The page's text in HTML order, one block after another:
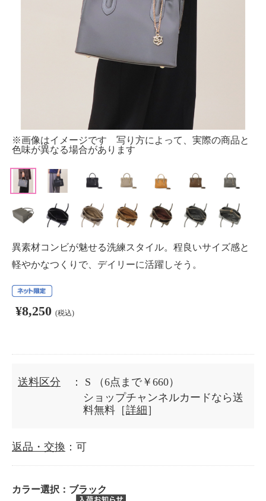
※画像はイメージです 写り方によって、実際の商品と
色味が異なる場合があります
異素材コンビが魅せる洗練スタイル。程良いサイズ感と
軽やかなつくりで、デイリーに活躍しそう。
¥8,250 (税込)
送料区分 ： S
（6点まで￥660）
ショップチャンネルカードなら送
料無料［詳細 ］
返品・交換 ：可
カラー選択： ブラック